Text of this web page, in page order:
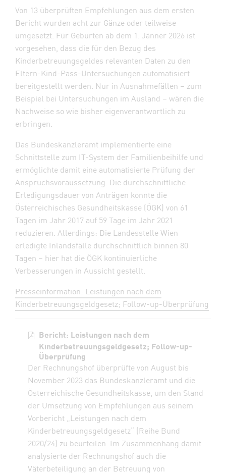
Von 13 überprüften Empfehlungen aus dem ersten
Bericht wurden acht zur Gänze oder teilweise
umgesetzt. Für Geburten ab dem 1. Jänner 2026 ist
vorgesehen, dass die für den Bezug des
Kinderbetreuungsgeldes relevanten Daten zu den
Eltern-Kind-Pass-Untersuchungen automatisiert
bereitgestellt werden. Nur in Ausnahmefällen – zum
Beispiel bei Untersuchungen im Ausland – wären die
Nachweise so wie bisher eigenverantwortlich zu
erbringen.
Das Bundeskanzleramt implementierte eine
Schnittstelle zum IT-System der Familienbeihilfe und
ermöglichte damit eine automatisierte Prüfung der
Anspruchsvoraussetzung. Die durchschnittliche
Erledigungsdauer von Anträgen konnte die
Österreichisches Gesundheitskasse (ÖGK) von 61
Tagen im Jahr 2017 auf 59 Tage im Jahr 2021
reduzieren. Allerdings: Die Landesstelle Wien
erledigte Inlandsfälle durchschnittlich binnen 80
Tagen – hier hat die ÖGK kontinuierliche
Verbesserungen in Aussicht gestellt.
Presseinformation: Leistungen nach dem
Kinderbetreuungsgeldgesetz; Follow-up-Überprüfung
Bericht: Leistungen nach dem
Kinderbetreuungsgeldgesetz; Follow-up-
Überprüfung
Der Rechnungshof überprüfte von August bis
November 2023 das Bundeskanzleramt und die
Österreichische Gesundheitskasse, um den Stand
der Umsetzung von Empfehlungen aus seinem
Vorbericht „Leistungen nach dem
Kinderbetreuungsgeldgesetz“ (Reihe Bund
2020/24) zu beurteilen. Im Zusammenhang damit
analysierte der Rechnungshof auch die
Väterbeteiligung an der Betreuung von